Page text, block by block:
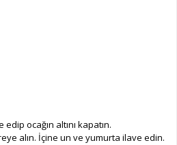
ocağın altını kapatın.
alın. İçine un ve yumurta ilave edin.